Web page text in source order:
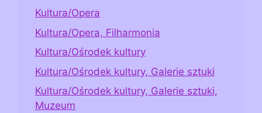
Kultura/Opera
Kultura/Opera, Filharmonia
Kultura/Ośrodek kultury
Kultura/Ośrodek kultury, Galerie sztuki
Kultura/Ośrodek kultury, Galerie sztuki,
Muzeum